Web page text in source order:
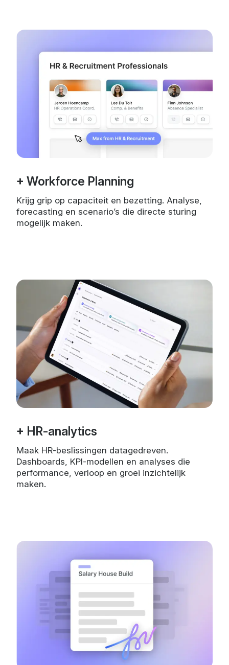
+ Workforce Planning
Krijg grip op capaciteit en bezetting. Analyse,
forecasting en scenario’s die directe sturing
mogelijk maken.
+ HR-analytics
Maak HR-beslissingen datagedreven.
Dashboards, KPI-modellen en analyses die
performance, verloop en groei inzichtelijk
maken.